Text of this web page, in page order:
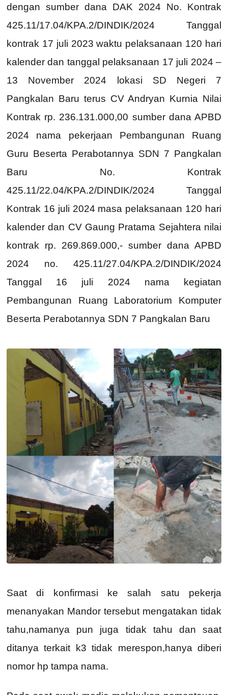
dengan sumber dana DAK 2024 No. Kontrak
425.11/17.04/KPA.2/DINDIK/2024 Tanggal
kontrak 17 juli 2023 waktu pelaksanaan 120 hari
kalender dan tanggal pelaksanaan 17 juli 2024 –
13 November 2024 lokasi SD Negeri 7
Pangkalan Baru terus CV Andryan Kurnia Nilai
Kontrak rp. 236.131.000,00 sumber dana APBD
2024 nama pekerjaan Pembangunan Ruang
Guru Beserta Perabotannya SDN 7 Pangkalan
Baru No. Kontrak
425.11/22.04/KPA.2/DINDIK/2024 Tanggal
Kontrak 16 juli 2024 masa pelaksanaan 120 hari
kalender dan CV Gaung Pratama Sejahtera nilai
kontrak rp. 269.869.000,- sumber dana APBD
2024 no. 425.11/27.04/KPA.2/DINDIK/2024
Tanggal 16 juli 2024 nama kegiatan
Pembangunan Ruang Laboratorium Komputer
Beserta Perabotannya SDN 7 Pangkalan Baru
Saat di konfirmasi ke salah satu pekerja
menanyakan Mandor tersebut mengatakan tidak
tahu,namanya pun juga tidak tahu dan saat
ditanya terkait k3 tidak merespon,hanya diberi
nomor hp tampa nama.